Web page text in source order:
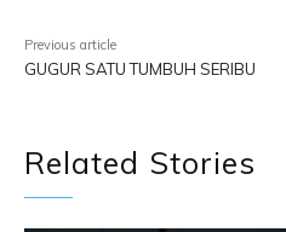
Previous article
GUGUR SATU TUMBUH SERIBU
Related Stories